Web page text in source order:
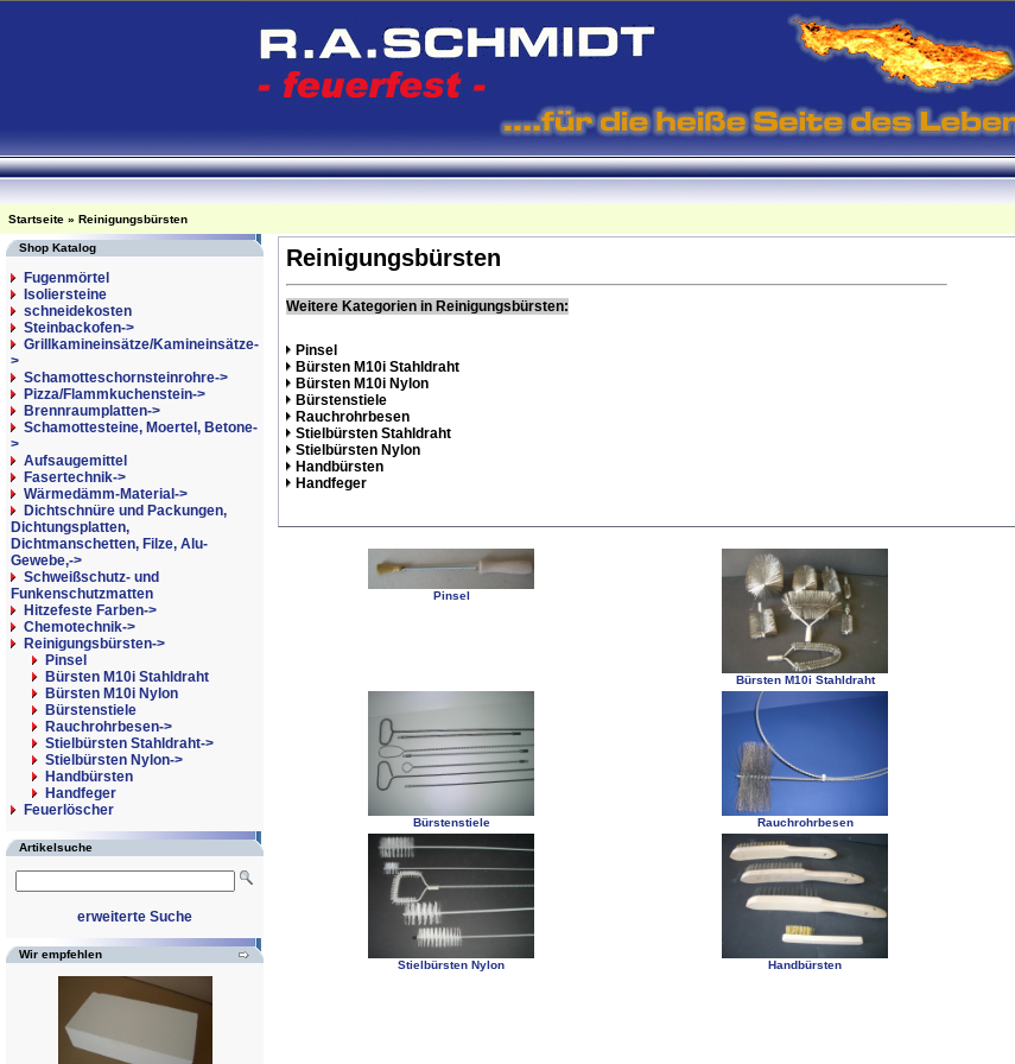
Startseite » Reinigungsbürsten
Shop Katalog
Fugenmörtel
Isoliersteine
schneidekosten
Steinbackofen->
Grillkamineinsätze/Kamineinsätze-
>
Schamotteschornsteinrohre->
Pizza/Flammkuchenstein->
Brennraumplatten->
Schamottesteine, Moertel, Betone-
>
Aufsaugemittel
Fasertechnik->
Wärmedämm-Material->
Dichtschnüre und Packungen,
Dichtungsplatten,
Dichtmanschetten, Filze, Alu-
Gewebe,->
Schweißschutz- und
Funkenschutzmatten
Hitzefeste Farben->
Chemotechnik->
Reinigungsbürsten->
Pinsel
Bürsten M10i Stahldraht
Bürsten M10i Nylon
Bürstenstiele
Rauchrohrbesen->
Stielbürsten Stahldraht->
Stielbürsten Nylon->
Handbürsten
Handfeger
Feuerlöscher
Artikelsuche
erweiterte Suche
Wir empfehlen
Reinigungsbürsten
Weitere Kategorien in Reinigungsbürsten:
Pinsel
Bürsten M10i Stahldraht
Bürsten M10i Nylon
Bürstenstiele
Rauchrohrbesen
Stielbürsten Stahldraht
Stielbürsten Nylon
Handbürsten
Handfeger
Pinsel
Bürsten M10i Stahldraht
Bürstenstiele Rauchrohrbesen
Stielbürsten Nylon Handbürsten